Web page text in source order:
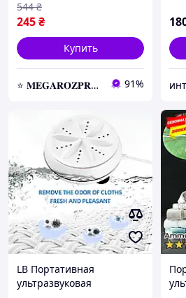
245₴
544 ₴
Купить
⭐️ 𝐌𝐄𝐆𝐀𝐑𝐎𝐙𝐏𝐑𝐎𝐃𝐀𝐙𝐇 ⭐️ – Новейшие товары по самым доступным ценам 91%
LB Портативная
ультразвуковая